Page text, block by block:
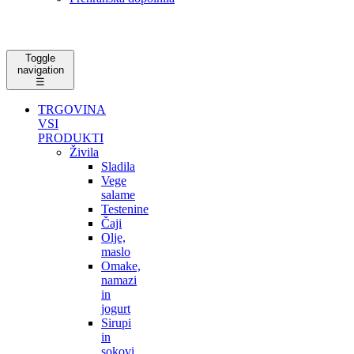
Toggle
navigation
☰
TRGOVINA
VSI
PRODUKTI
Živila
Sladila
Vege
salame
Testenine
Čaji
Olje,
maslo
Omake,
namazi
in
jogurt
Sirupi
in
sokovi